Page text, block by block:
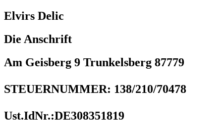
Elvirs Delic
Die Anschrift
Am Geisberg 9 Trunkelsberg 87779
STEUERNUMMER: 138/210/70478
Ust.IdNr.:DE308351819